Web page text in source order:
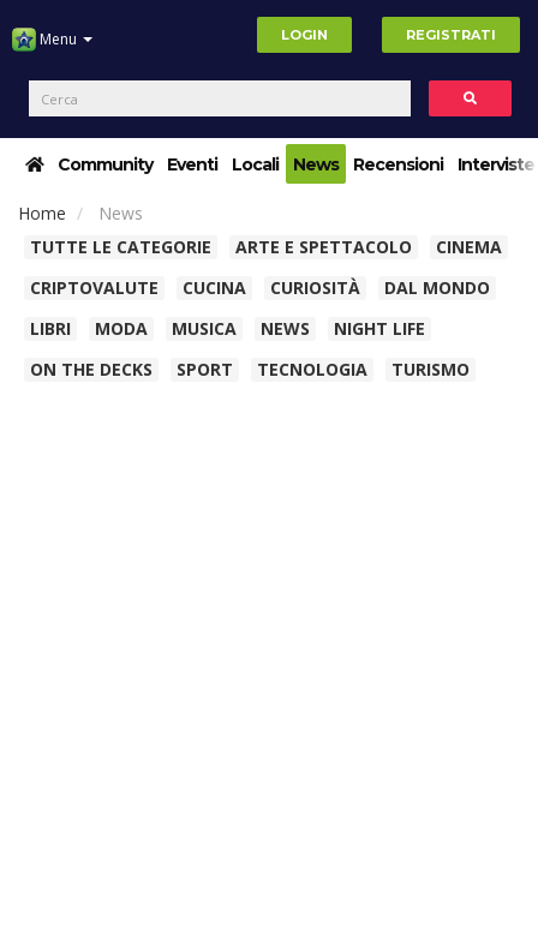
Menu LOGIN REGISTRATI
Community Eventi Locali News Recensioni Interviste
Home
News
TUTTE LE CATEGORIE
ARTE E SPETTACOLO
CINEMA
CRIPTOVALUTE
CUCINA CURIOSITÀ
DAL MONDO
LIBRI
MODA MUSICA NEWS
NIGHT LIFE
ON THE DECKS
SPORT TECNOLOGIA TURISMO